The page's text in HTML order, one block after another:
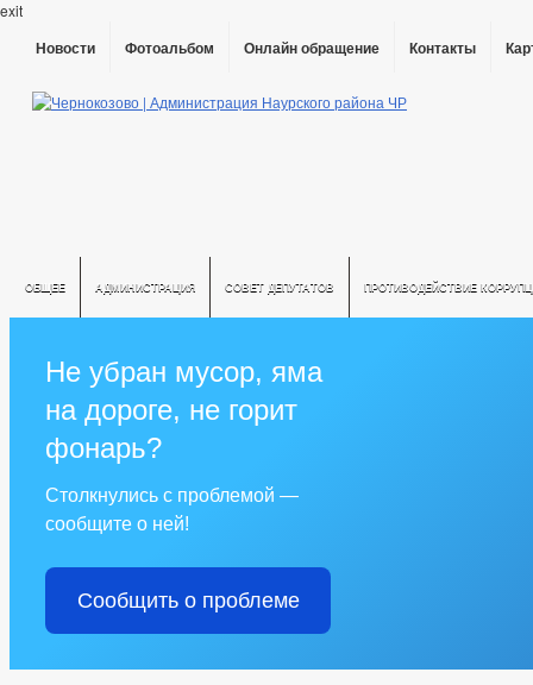
exit
Новости Фотоальбом Онлайн обращение Контакты
ОБЩЕЕ АДМИНИСТРАЦИЯ СОВЕТ ДЕПУТАТОВ ПРОТИВОДЕЙСТВИЕ
Не убран мусор, яма
на дороге, не горит
фонарь?
Столкнулись с проблемой —
сообщите о ней!
Сообщить о проблеме